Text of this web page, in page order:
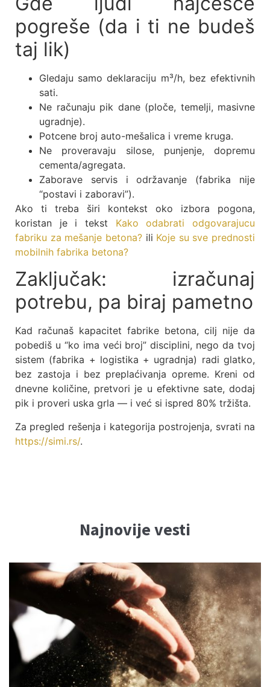
pogreše (da i ti ne budeš
taj lik)
Gledaju samo deklaraciju m³/h, bez efektivnih
sati.
Ne računaju pik dane (ploče, temelji, masivne
ugradnje).
Potcene broj auto-mešalica i vreme kruga.
Ne proveravaju silose, punjenje, dopremu
cementa/agregata.
Zaborave servis i održavanje (fabrika nije
“postavi i zaboravi”).
Ako ti treba širi kontekst oko izbora pogona,
koristan je i tekst
Kako odabrati odgovarajucu
fabriku za mešanje betona?ili Koje su sve prednosti
mobilnih fabrika betona?
Zaključak: izračunaj
potrebu, pa biraj pametno
Kad računaš kapacitet fabrike betona, cilj nije da
pobediš u “ko ima veći broj” disciplini, nego da tvoj
sistem (fabrika + logistika + ugradnja) radi glatko,
bez zastoja i bez preplaćivanja opreme. Kreni od
dnevne količine, pretvori je u efektivne sate, dodaj
pik i proveri uska grla — i već si ispred 80% tržišta.
Za pregled rešenja i kategorija postrojenja, svrati na
https://simi.rs/.
Najnovije vesti